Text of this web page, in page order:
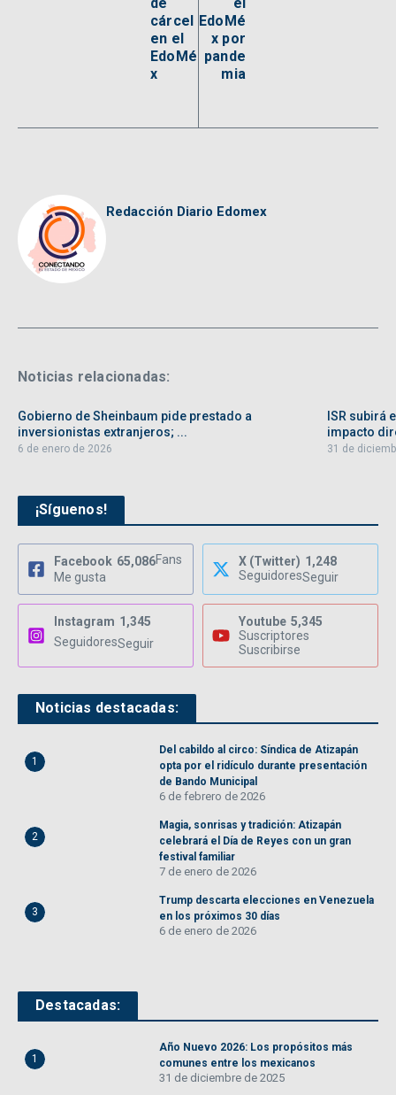
cárcel
en el
EdoMé
x
EdoMé
x por
pande
mia
Redacción Diario Edomex
Noticias relacionadas:
Gobierno de Sheinbaum pide prestado a
inversionistas extranjeros; ...
6 de enero de 2026
ISR subirá
impacto
31 de
¡Síguenos!
Facebook 65,086Fans
Me gusta
X (Twitter) 1,248
SeguidoresSeguir
Instagram 1,345
SeguidoresSeguir
Youtube 5,345
Suscriptores
Suscribirse
Noticias destacadas:
1
Del cabildo al circo: Síndica de Atizapán
opta por el ridículo durante presentación
de Bando Municipal
6 de febrero de 2026
2
Magia, sonrisas y tradición: Atizapán
celebrará el Día de Reyes con un gran
festival familiar
7 de enero de 2026
3
Trump descarta elecciones en Venezuela
en los próximos 30 días
6 de enero de 2026
Destacadas:
1
Año Nuevo 2026: Los propósitos más
comunes entre los mexicanos
31 de diciembre de 2025